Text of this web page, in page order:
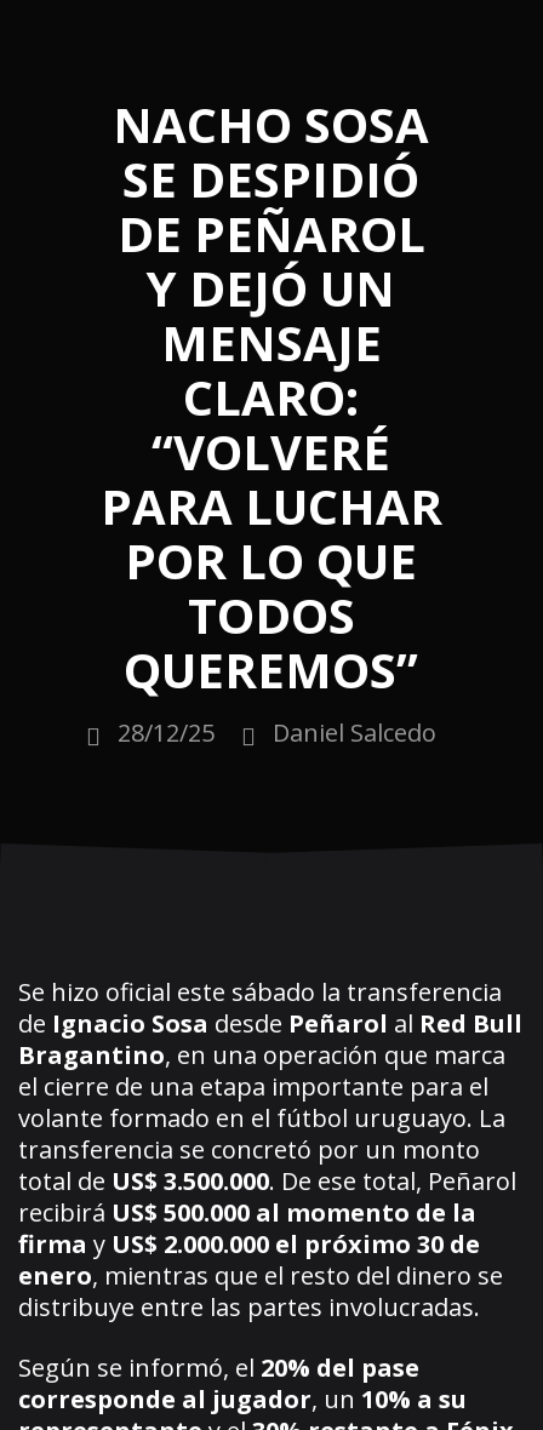
NACHO SOSA
SE DESPIDIÓ
DE PEÑAROL
Y DEJÓ UN
MENSAJE
CLARO:
“VOLVERÉ
PARA LUCHAR
POR LO QUE
TODOS
QUEREMOS”
28/12/25 Daniel Salcedo
Se hizo oficial este sábado la transferencia
de Ignacio Sosa desde Peñarol al Red Bull
Bragantino, en una operación que marca
el cierre de una etapa importante para el
volante formado en el fútbol uruguayo. La
transferencia se concretó por un monto
total de US$ 3.500.000. De ese total, Peñarol
recibirá US$ 500.000 al momento de la
firma y US$ 2.000.000 el próximo 30 de
enero, mientras que el resto del dinero se
distribuye entre las partes involucradas.
Según se informó, el 20% del pase
corresponde al jugador, un 10% a su